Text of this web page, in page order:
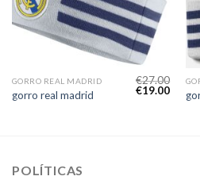
GORRO REAL MADRID
gorro real madrid
€27.00
€19.00
POLÍTICAS